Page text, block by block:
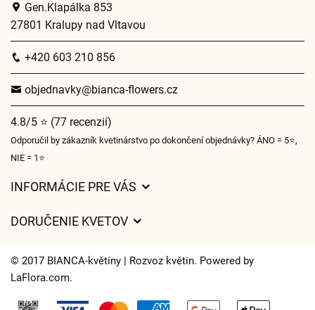
Gen.Klapálka 853
27801 Kralupy nad Vltavou
+420 603 210 856
objednavky@bianca-flowers.cz
4.8/5 ⭐ (77 recenzií)
Odporučil by zákazník kvetinárstvo po dokončení objednávky? ÁNO = 5⭐,
NIE = 1⭐
INFORMÁCIE PRE VÁS
Časy doručenia kvetov – prehľad možností
DORUČENIE KVETOV
Kam doručujeme kvety
© 2017 BIANCA-květiny | Rozvoz květin. Powered by
LaFlora.com.